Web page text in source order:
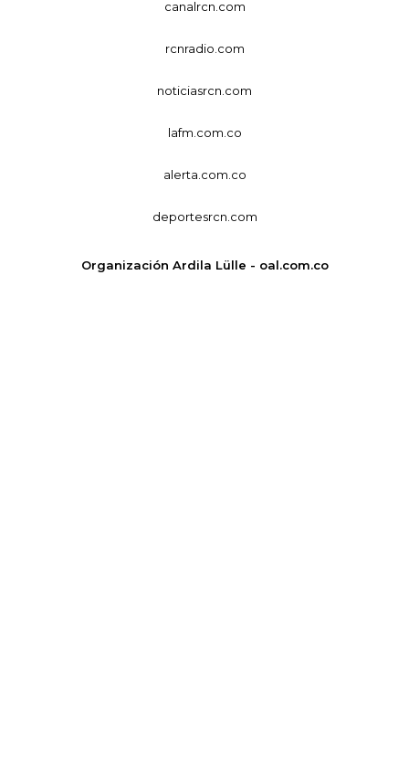
canalrcn.com
rcnradio.com
noticiasrcn.com
lafm.com.co
alerta.com.co
deportesrcn.com
Organización Ardila Lülle - oal.com.co